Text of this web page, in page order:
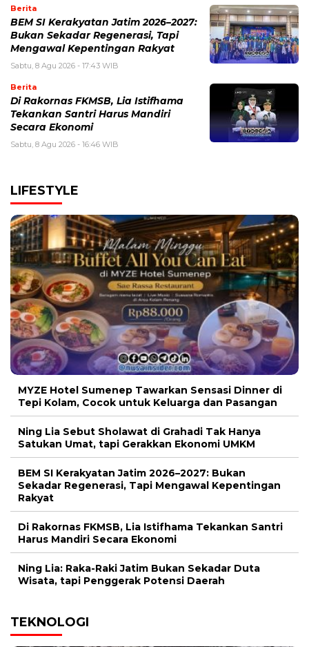
Berita
BEM SI Kerakyatan Jatim 2026–2027:
Bukan Sekadar Regenerasi, Tapi
Mengawal Kepentingan Rakyat
Sabtu, 8 Agu 2026 - 17:43 WIB
Berita
Di Rakornas FKMSB, Lia Istifhama
Tekankan Santri Harus Mandiri
Secara Ekonomi
Sabtu, 8 Agu 2026 - 16:46 WIB
LIFESTYLE
MYZE Hotel Sumenep Tawarkan Sensasi Dinner di
Tepi Kolam, Cocok untuk Keluarga dan Pasangan
Ning Lia Sebut Sholawat di Grahadi Tak Hanya
Satukan Umat, tapi Gerakkan Ekonomi UMKM
BEM SI Kerakyatan Jatim 2026–2027: Bukan
Sekadar Regenerasi, Tapi Mengawal Kepentingan
Rakyat
Di Rakornas FKMSB, Lia Istifhama Tekankan Santri
Harus Mandiri Secara Ekonomi
Ning Lia: Raka-Raki Jatim Bukan Sekadar Duta
Wisata, tapi Penggerak Potensi Daerah
TEKNOLOGI